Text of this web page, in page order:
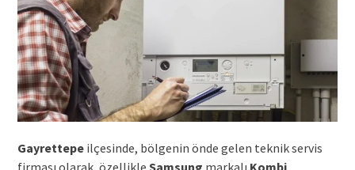
Gayrettepeilçesinde, bölgenin önde gelen teknik servis
firması olarak, özellikle Samsung markalı Kombi